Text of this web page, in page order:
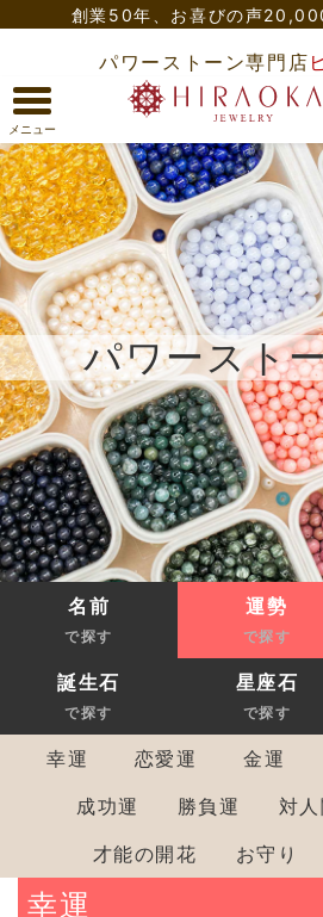
創業50年、 お喜びの声
パワーストーン専門店
パワースト
名前
で探す
運勢
で探す
誕生石
で探す
星座石
で探す
幸運
幸運 恋愛運 金運
成功運
勝負運 対
才能の開花
お守り